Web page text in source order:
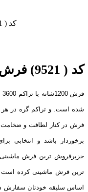
کد ( 9521) فرش 1200 شانه تراکم 3600
کد ( 9521) فرش 1200 شانه تراکم 3600
فرش در کنار لطافت و
برخوردار باشد و انتخابی
جزپرفروش ترین فرش
ترین فرش ماشینی کرده است
اساس سلیقه خودتان سفارش